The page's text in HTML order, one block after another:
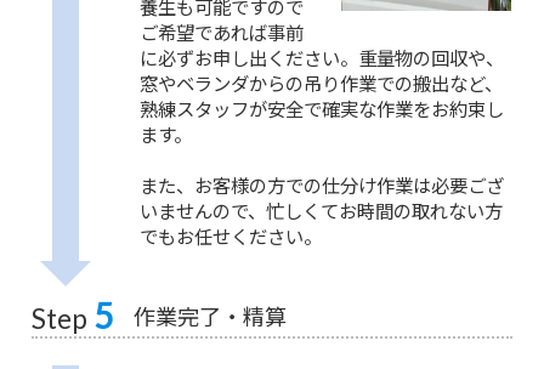
養生も可能ですので
ご希望であれば事前
に必ずお申し出ください。重量物の回収や、
窓やベランダからの吊り作業での搬出など、
熟練スタッフが安全で確実な作業をお約束し
ます。
また、お客様の方での仕分け作業は必要ござ
いませんので、忙しくてお時間の取れない方
でもお任せください。
Step 5 作業完了・精算